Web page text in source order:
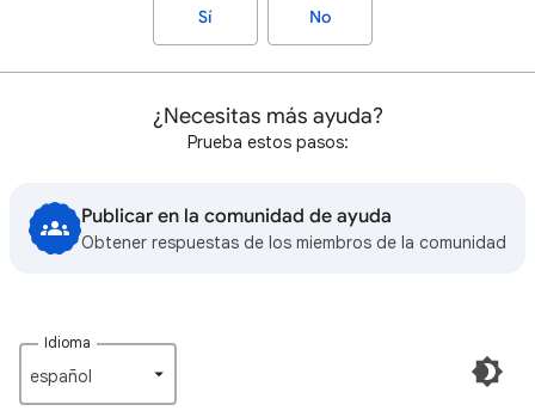
Sí No
¿Necesitas más ayuda?
Prueba estos pasos:
Publicar en la comunidad de ayuda
Obtener respuestas de los miembros de la comunidad
Idioma
español‎